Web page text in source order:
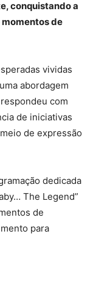
conquistando a
de
vividas
abordagem
com
de iniciativas
de expressão
dedicada
The Legend”
de
para